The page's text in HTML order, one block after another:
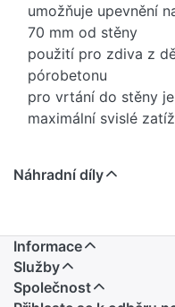
umožňuje upevnění
70 mm od stěny
použití pro zdiva z
pórobetonu
pro vrtání do stěny
maximální svislé
Náhradní díly
Informace
Služby
Společnost